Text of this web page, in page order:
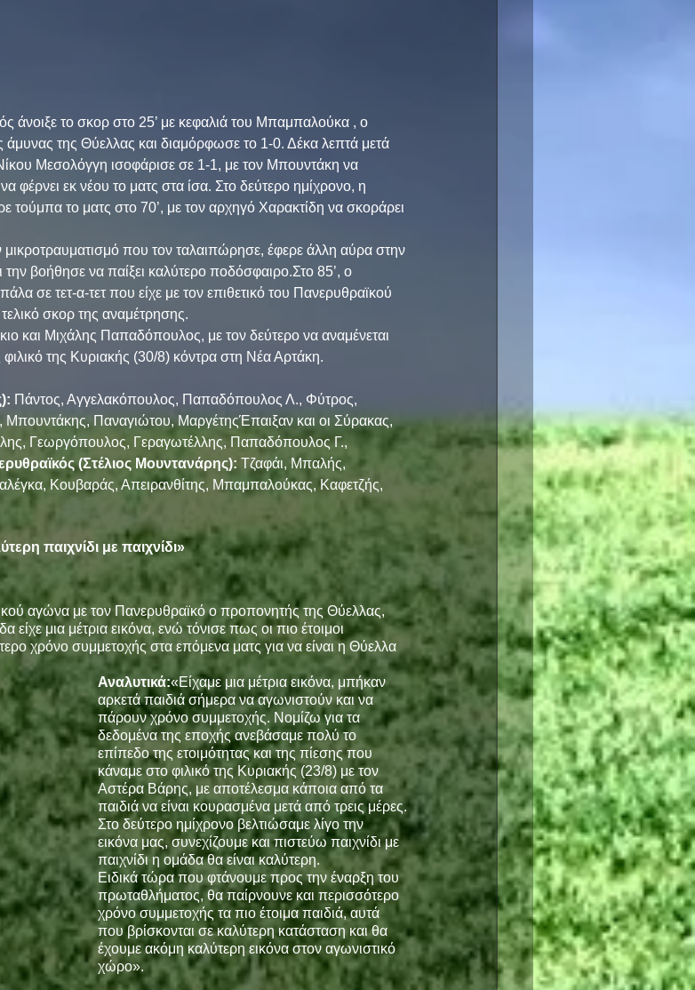
άνοιξε το σκορ στο 25’ με κεφαλιά του Μπαμπαλούκα , ο
άμυνας της Θύελλας και διαμόρφωσε το 1-0. Δέκα λεπτά μετά
Μεσολόγγη ισοφάρισε σε 1-1, με τον Μπουντάκη να
φέρνει εκ νέου το ματς στα ίσα. Στο δεύτερο ημίχρονο, η
τούμπα το ματς στο 70’, με τον αρχηγό Χαρακτίδη να σκοράρει
που τον ταλαιπώρησε, έφερε άλλη αύρα στην
βοήθησε να παίξει καλύτερο ποδόσφαιρο.Στο 85’, ο
σε τετ-α-τετ που είχε με τον επιθετικό του Πανερυθραϊκού
σκορ της αναμέτρησης.
και Μιχάλης Παπαδόπουλος, με τον δεύτερο να αναμένεται
της Κυριακής (30/8) κόντρα στη Νέα Αρτάκη.
Πάντος, Αγγελακόπουλος, Παπαδόπουλος Λ., Φύτρος,
Παναγιώτου, ΜαργέτηςΈπαιξαν και οι Σύρακας,
Γεωργόπουλος, Γεραγωτέλλης, Παπαδόπουλος Γ.,
(Στέλιος Μουντανάρης): Τζαφάι, Μπαλής,
Κουβαράς, Απειρανθίτης, Μπαμπαλούκας, Καφετζής,
παιχνίδι με παιχνίδι»
αγώνα με τον Πανερυθραϊκό ο προπονητής της Θύελλας,
μια μέτρια εικόνα, ενώ τόνισε πως οι πιο έτοιμοι
χρόνο συμμετοχής στα επόμενα ματς για να είναι η Θύελλα
Αναλυτικά:«Είχαμε μια μέτρια εικόνα, μπήκαν
αρκετά παιδιά σήμερα να αγωνιστούν και να
πάρουν χρόνο συμμετοχής. Νομίζω για τα
δεδομένα της εποχής ανεβάσαμε πολύ το
επίπεδο της ετοιμότητας και της πίεσης που
κάναμε στο φιλικό της Κυριακής (23/8) με τον
Αστέρα Βάρης, με αποτέλεσμα κάποια από τα
παιδιά να είναι κουρασμένα μετά από τρεις μέρες.
Στο δεύτερο ημίχρονο βελτιώσαμε λίγο την
εικόνα μας, συνεχίζουμε και πιστεύω παιχνίδι με
παιχνίδι η ομάδα θα είναι καλύτερη.
Ειδικά τώρα που φτάνουμε προς την έναρξη του
πρωταθλήματος, θα παίρνουνε και περισσότερο
χρόνο συμμετοχής τα πιο έτοιμα παιδιά, αυτά
που βρίσκονται σε καλύτερη κατάσταση και θα
έχουμε ακόμη καλύτερη εικόνα στον αγωνιστικό
χώρο».